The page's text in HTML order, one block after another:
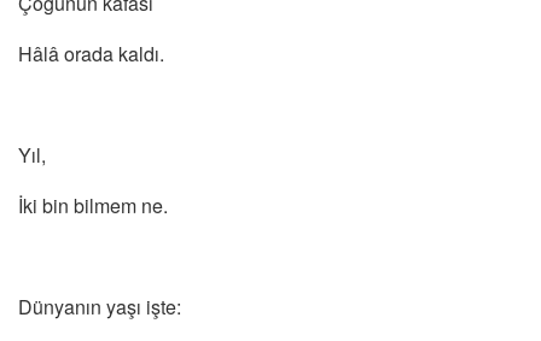
Hâlâ orada kaldı.
Yıl,
İki bin bilmem ne.
Dünyanın yaşı işte: